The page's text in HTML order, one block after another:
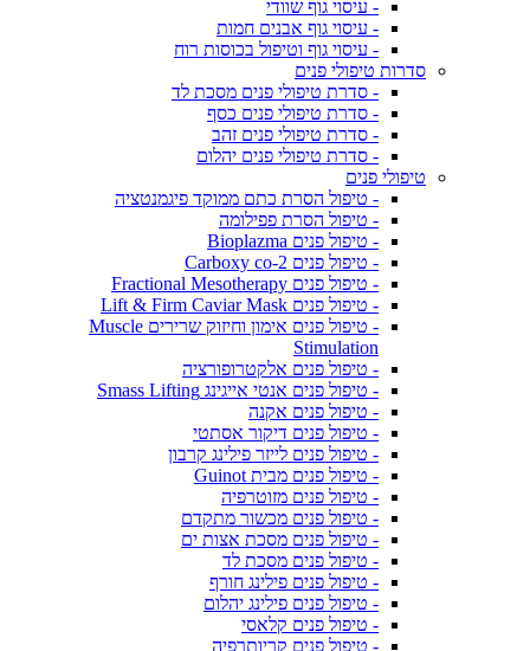
- עיסוי גוף שוודי
- עיסוי גוף אבנים חמות
- עיסוי גוף וטיפול בכוסות רוח
סדרות טיפולי פנים
- סדרת טיפולי פנים מסכת לד
- סדרת טיפולי פנים כסף
- סדרת טיפולי פנים זהב
- סדרת טיפולי פנים יהלום
טיפולי פנים
- טיפול הסרת כתם ממוקד פיגמנטציה
- טיפול הסרת פפילומה
- טיפול פנים Bioplazma
- טיפול פנים Carboxy co-2
- טיפול פנים Fractional Mesotherapy
- טיפול פנים Lift & Firm Caviar Mask
- טיפול פנים אימון וחיזוק שרירים Muscle
Stimulation
- טיפול פנים אלקטרופורציה
- טיפול פנים אנטי אייגינג Smass Lifting
- טיפול פנים אקנה
- טיפול פנים דיקור אסתטי
- טיפול פנים לייזר פילינג קרבון
- טיפול פנים מבית Guinot
- טיפול פנים מזוטרפיה
- טיפול פנים מכשור מתקדם
- טיפול פנים מסכת אצות ים
- טיפול פנים מסכת לד
- טיפול פנים פילינג חורף
- טיפול פנים פילינג יהלום
- טיפול פנים קלאסי
- טיפול פנים קריותרפיה